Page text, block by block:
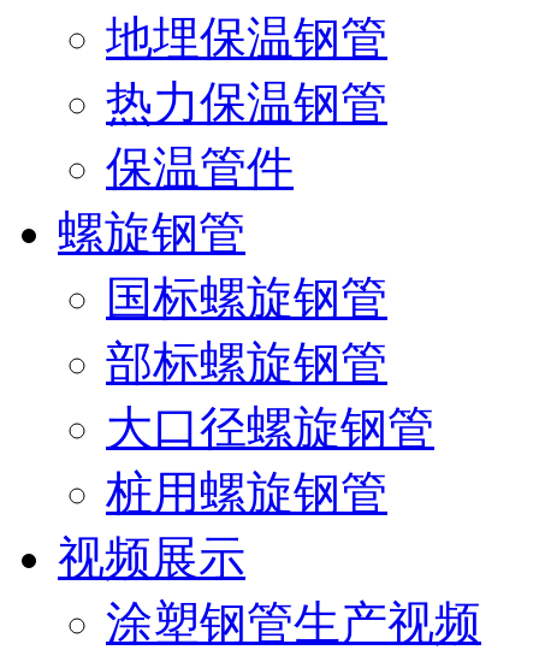
地埋保温钢管
热力保温钢管
保温管件
螺旋钢管
国标螺旋钢管
部标螺旋钢管
大口径螺旋钢管
桩用螺旋钢管
视频展示
涂塑钢管生产视频